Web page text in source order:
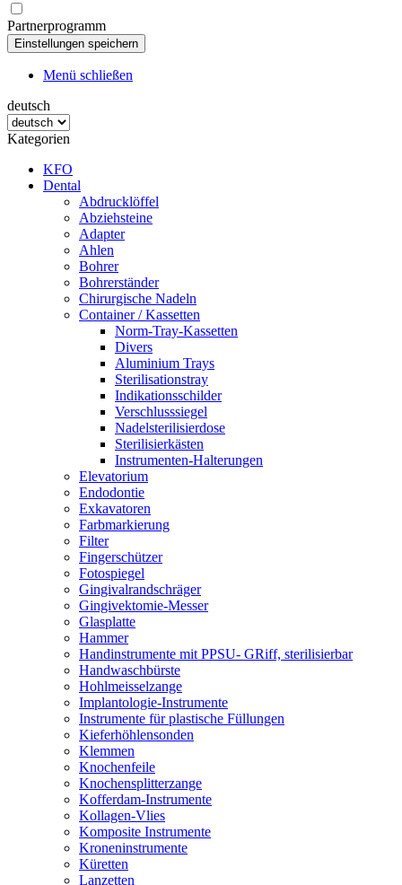
Partnerprogramm
Menü schließen
deutsch
Kategorien
KFO
Dental
Abdrucklöffel
Abziehsteine
Adapter
Ahlen
Bohrer
Bohrerständer
Chirurgische Nadeln
Container / Kassetten
Norm-Tray-Kassetten
Divers
Aluminium Trays
Sterilisationstray
Indikationsschilder
Verschlusssiegel
Nadelsterilisierdose
Sterilisierkästen
Instrumenten-Halterungen
Elevatorium
Endodontie
Exkavatoren
Farbmarkierung
Filter
Fingerschützer
Fotospiegel
Gingivalrandschräger
Gingivektomie-Messer
Glasplatte
Hammer
Handinstrumente mit PPSU- GRiff, sterilisierbar
Handwaschbürste
Hohlmeisselzange
Implantologie-Instrumente
Instrumente für plastische Füllungen
Kieferhöhlensonden
Klemmen
Knochenfeile
Knochensplitterzange
Kofferdam-Instrumente
Kollagen-Vlies
Komposite Instrumente
Kroneninstrumente
Küretten
Lanzetten